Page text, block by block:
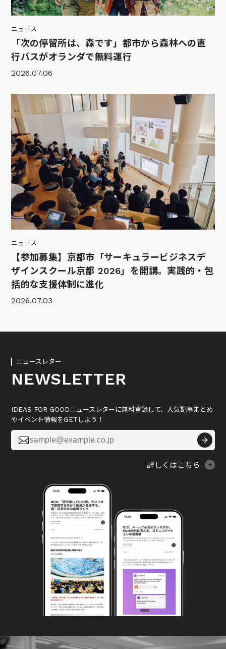
ニュース
「次の停留所は、森です」都市から森林への直
行バスがオランダで無料運行
2026.07.06
ニュース
【参加募集】京都市「サーキュラービジネスデ
ザインスクール京都 2026」を開講。実践的・包
括的な支援体制に進化
2026.07.03
ニュースレター
NEWSLETTER
IDEAS FOR GOODニュースレターに無料登録して、人気記事まとめ
やイベント情報をGETしよう！

詳しくはこちら